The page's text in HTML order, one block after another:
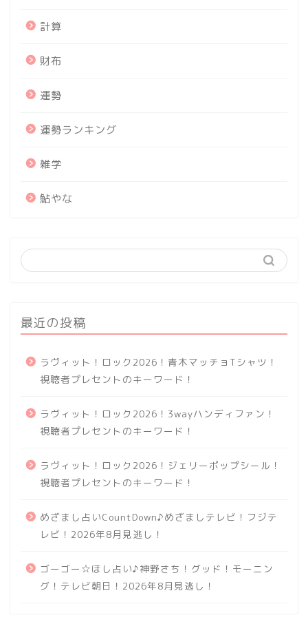
計算
財布
運勢
運勢ランキング
雑学
鮎やな
最近の投稿
ラヴィット！ロック2026！青木マッチョTシャツ！
視聴者プレセントのキーワード！
ラヴィット！ロック2026！3wayハンディファン！
視聴者プレセントのキーワード！
ラヴィット！ロック2026！ジェリーポップシール！
視聴者プレセントのキーワード！
めざまし占いCountDown♪めざましテレビ！フジテ
レビ！2026年8月見逃し！
ゴーゴー☆ほし占い♪神野さち！グッド！モーニン
グ！テレビ朝日！2026年8月見逃し！